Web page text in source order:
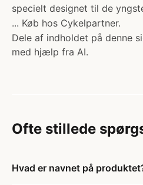
specielt designet til de
... Køb hos Cykelpartner.
Dele af indholdet på denne
med hjælp fra AI.
Ofte stillede
Hvad er navnet på